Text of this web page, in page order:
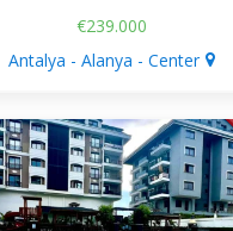
€239.000
Antalya - Alanya - Center